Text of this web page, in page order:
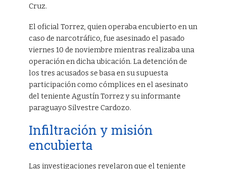
Cruz.
El oficial Torrez, quien operaba encubierto en un
caso de narcotráfico, fue asesinado el pasado
viernes 10 de noviembre mientras realizaba una
operación en dicha ubicación. La detención de
los tres acusados se basa en su supuesta
participación como cómplices en el asesinato
del teniente Agustín Torrez y su informante
paraguayo Silvestre Cardozo.
Infiltración y misión
encubierta
Las investigaciones revelaron que el teniente